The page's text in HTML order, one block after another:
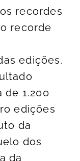
recordes
recorde
edições.
de 1.200
edições
da
dos
da